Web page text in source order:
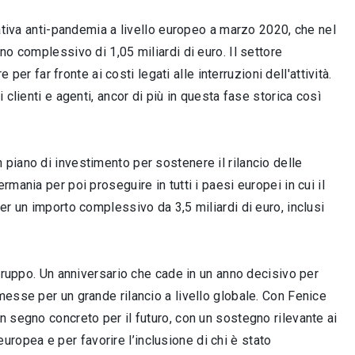
anti-pandemia a livello europeo a marzo 2020, che nel
complessivo di 1,05 miliardi di euro. Il settore
per far fronte ai costi legati alle interruzioni dell'attività.
e agenti, ancor di più in questa fase storica così
piano di investimento per sostenere il rilancio delle
per poi proseguire in tutti i paesi europei in cui il
un importo complessivo da 3,5 miliardi di euro, inclusi
Un anniversario che cade in un anno decisivo per
per un grande rilancio a livello globale. Con Fenice
concreto per il futuro, con un sostegno rilevante ai
e per favorire l’inclusione di chi è stato